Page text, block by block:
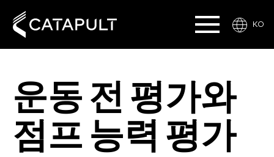
KO
운동 전 평가와
점프 능력 평가